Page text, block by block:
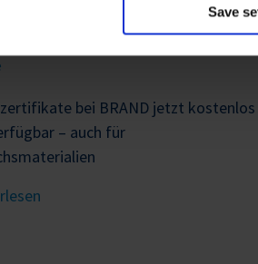
Save
bei BRAND jetzt kostenlos
– auch für